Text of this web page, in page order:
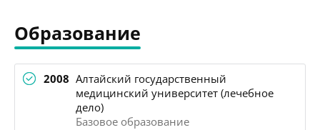
Образование
2008 Алтайский государственный
медицинский университет (лечебное
дело)
Базовое образование